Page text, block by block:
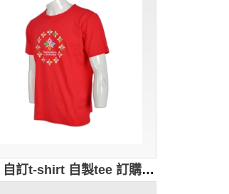
T533 自訂t-shirt 自製tee 訂購團體恤衫 設計t-shirt款式 T恤專門店HK 紅色 客製t 恤 t恤直噴 不透白t 好看t恤